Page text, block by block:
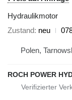
Hydraulikmotor
Zustand neu
Polen,
ROCH POWER